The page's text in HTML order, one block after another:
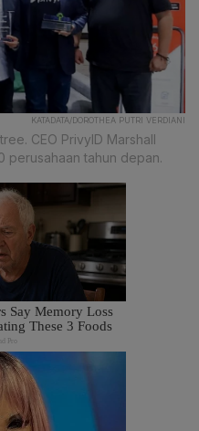
KATADATA/DOROTHEA PUTRI VERDIANI
CEO PrivyID Marshall
perusahaan tahun depan.